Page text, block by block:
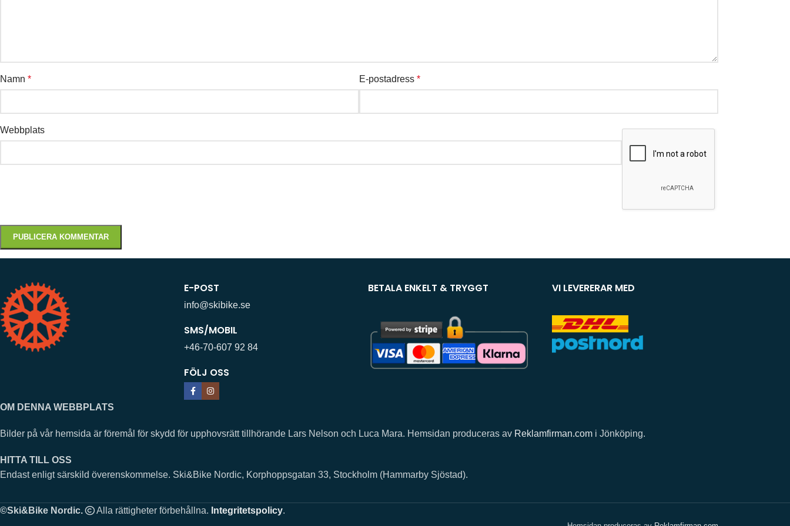
Namn * E-postadress *
Webbplats
E-POST
info@skibike.se
SMS/MOBIL
+46-70-607 92 84
FÖLJ OSS
BETALA ENKELT & TRYGGT VI LEVERERAR MED
OM DENNA WEBBPLATS
Bilder på vår hemsida är föremål för skydd för upphovsrätt tillhörande Lars Nelson och Luca Mara. Hemsidan produceras av Reklamfirman.com i Jönköping.
HITTA TILL OSS
Endast enligt särskild överenskommelse. Ski&Bike Nordic, Korphoppsgatan 33, Stockholm (Hammarby Sjöstad).
©Ski&Bike Nordic. Alla rättigheter förbehållna. Integritetspolicy.